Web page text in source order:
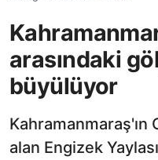
arasındaki
büyülüyor
alan Engizek